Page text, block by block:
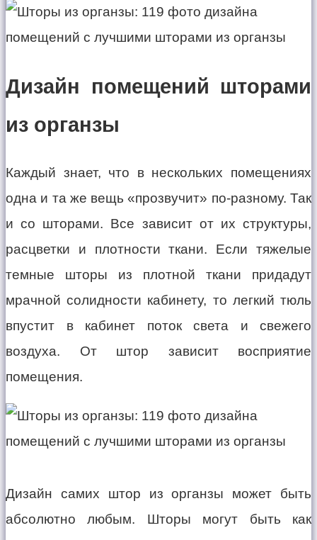
Дизайн помещений шторами
из органзы
Каждый знает, что в нескольких помещениях
одна и та же вещь «прозвучит» по-разному. Так
и со шторами. Все зависит от их структуры,
расцветки и плотности ткани. Если тяжелые
темные шторы из плотной ткани придадут
мрачной солидности кабинету, то легкий тюль
впустит в кабинет поток света и свежего
воздуха. От штор зависит восприятие
помещения.
Дизайн самих штор из органзы может быть
абсолютно любым. Шторы могут быть как